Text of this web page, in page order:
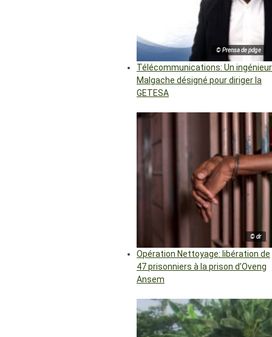
© Prensa de pdge
Télécommunications: Un ingénieur
Malgache désigné pour diriger la
GETESA
© dr
Opération Nettoyage: libération de
47 prisonniers à la prison d’Oveng
Ansem